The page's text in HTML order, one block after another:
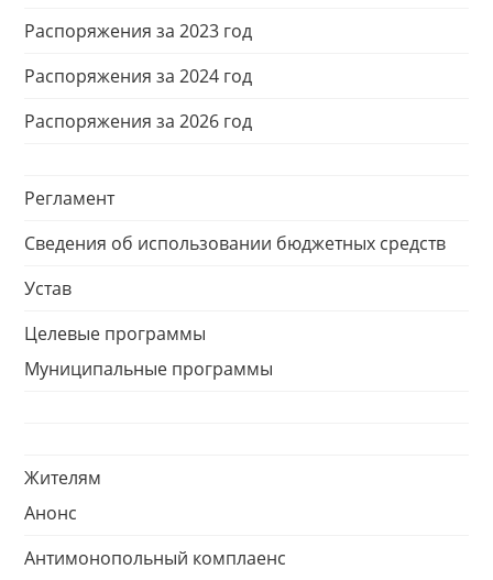
Распоряжения за 2023 год
Распоряжения за 2024 год
Распоряжения за 2026 год
Регламент
Сведения об использовании бюджетных средств
Устав
Целевые программы
Муниципальные программы
Жителям
Анонс
Антимонопольный комплаенс